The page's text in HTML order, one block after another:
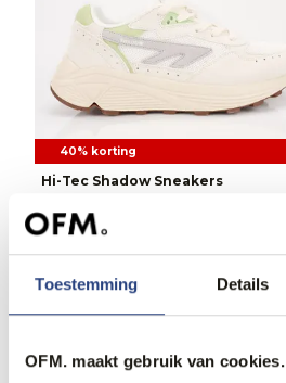
Toestemming Details
OFM. maakt gebruik van cookies.
40% korting
Hi-Tec Shadow Sneakers
Anderen bekeken ook